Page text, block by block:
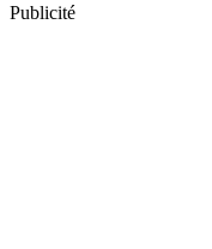
Publicité